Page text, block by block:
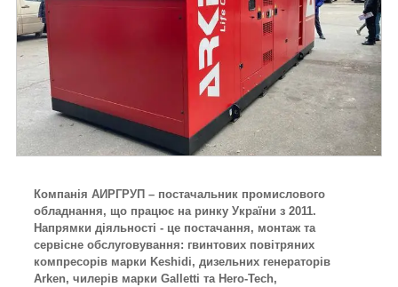
Компанія АИРГРУП – постачальник промислового
обладнання, що працює на ринку України з 2011.
Напрямки діяльності - це постачання, монтаж та
сервісне обслуговування: гвинтових повітряних
компресорів марки Keshidi, дизельних генераторів
Arken, чилерів марки Galletti та Hero-Tech,